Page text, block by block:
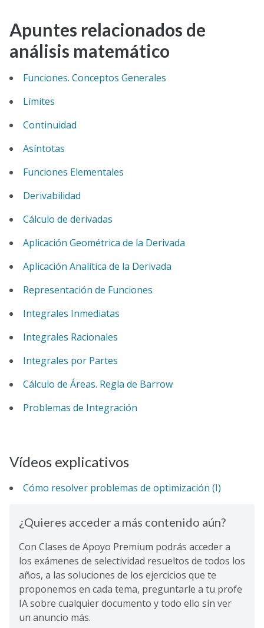
Apuntes relacionados de
análisis matemático
Funciones. Conceptos Generales
Límites
Continuidad
Asíntotas
Funciones Elementales
Derivabilidad
Cálculo de derivadas
Aplicación Geométrica de la Derivada
Aplicación Analítica de la Derivada
Representación de Funciones
Integrales Inmediatas
Integrales Racionales
Integrales por Partes
Cálculo de Áreas. Regla de Barrow
Problemas de Integración
Vídeos explicativos
Cómo resolver problemas de optimización (I)
¿Quieres acceder a más contenido aún?
Con Clases de Apoyo Premium podrás acceder a
los exámenes de selectividad resueltos de todos los
años, a las soluciones de los ejercicios que te
proponemos en cada tema, preguntarle a tu profe
IA sobre cualquier documento y todo ello sin ver
un anuncio más.